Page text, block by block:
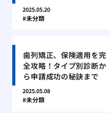
2025.05.20
未分類
歯列矯正、保険適用を完
全攻略！タイプ別診断か
ら申請成功の秘訣まで
2025.05.08
未分類